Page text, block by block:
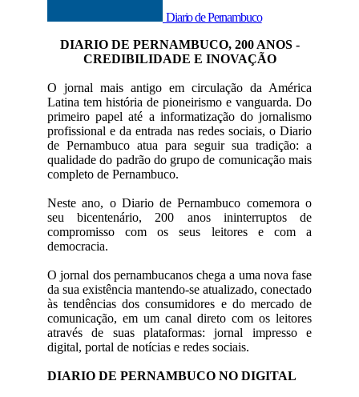
Diario de Pernambuco
DIARIO DE PERNAMBUCO, 200 ANOS -
CREDIBILIDADE E INOVAÇÃO
O jornal mais antigo em circulação da América
Latina tem história de pioneirismo e vanguarda. Do
primeiro papel até a informatização do jornalismo
profissional e da entrada nas redes sociais, o Diario
de Pernambuco atua para seguir sua tradição: a
qualidade do padrão do grupo de comunicação mais
completo de Pernambuco.
Neste ano, o Diario de Pernambuco comemora o
seu bicentenário, 200 anos ininterruptos de
compromisso com os seus leitores e com a
democracia.
O jornal dos pernambucanos chega a uma nova fase
da sua existência mantendo-se atualizado, conectado
às tendências dos consumidores e do mercado de
comunicação, em um canal direto com os leitores
através de suas plataformas: jornal impresso e
digital, portal de notícias e redes sociais.
DIARIO DE PERNAMBUCO NO DIGITAL